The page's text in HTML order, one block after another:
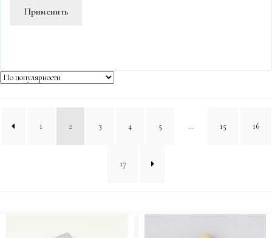
Применить
1 2 3 4 5 … 15 16
17